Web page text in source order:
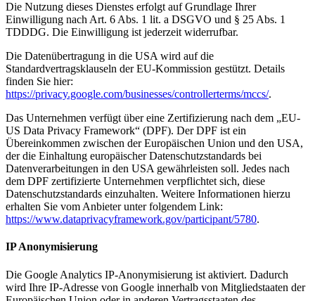
Die Nutzung dieses Dienstes erfolgt auf Grundlage Ihrer
Einwilligung nach Art. 6 Abs. 1 lit. a DSGVO und § 25 Abs. 1
TDDDG. Die Einwilligung ist jederzeit widerrufbar.
Die Datenübertragung in die USA wird auf die
Standardvertragsklauseln der EU-Kommission gestützt. Details
finden Sie hier:
https://privacy.google.com/businesses/controllerterms/mccs/.
Das Unternehmen verfügt über eine Zertifizierung nach dem „EU-
US Data Privacy Framework“ (DPF). Der DPF ist ein
Übereinkommen zwischen der Europäischen Union und den USA,
der die Einhaltung europäischer Datenschutzstandards bei
Datenverarbeitungen in den USA gewährleisten soll. Jedes nach
dem DPF zertifizierte Unternehmen verpflichtet sich, diese
Datenschutzstandards einzuhalten. Weitere Informationen hierzu
erhalten Sie vom Anbieter unter folgendem Link:
https://www.dataprivacyframework.gov/participant/5780.
IP Anonymisierung
Die Google Analytics IP-Anonymisierung ist aktiviert. Dadurch
wird Ihre IP-Adresse von Google innerhalb von Mitgliedstaaten der